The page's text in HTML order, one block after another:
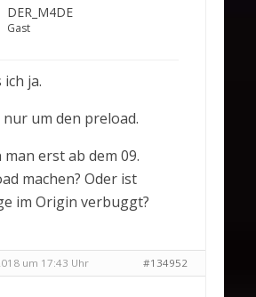
DER_M4DE
Gast
ich ja.
um den preload.
erst ab dem 09.
machen? Oder ist
im Origin verbuggt?
um 17:43 Uhr #134952